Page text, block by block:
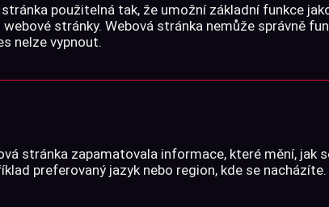
použitelná tak, že umožní základní funkce
stránky. Webová stránka nemůže správně
nelze vypnout.
stránka zapamatovala informace, které mění, jak
preferovaný jazyk nebo region, kde se nacházíte.
Cena s DPH
Skladem na prodejně